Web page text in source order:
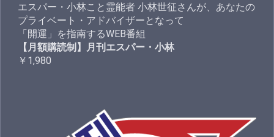
エスパー・小林こと霊能者 小林世征さんが、あなたの
プライベート・アドバイザーとなって
「開運」を指南するWEB番組
【月額購読制】月刊エスパー・小林
￥1,980